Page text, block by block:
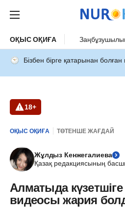
ОҚЫС ОҚИҒА
Бізбен бірге қатарынан болған
18+
ОҚЫС ОҚИҒА ТӨТЕНШЕ ЖАҒДАЙ
Жұлдыз Кенжегалиева
Қазақ редакциясының
Алматыда күзетшіге
видеосы жария